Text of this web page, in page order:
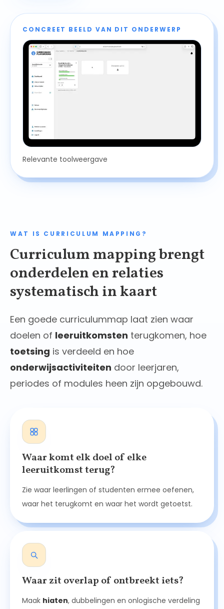
CONCREET BEELD VAN DIT ONDERWERP
Relevante toolweergave
WAT IS CURRICULUM MAPPING?
Curriculum mapping brengt
onderdelen en relaties
systematisch in kaart
Een goede curriculummap laat zien waar
doelen of leeruitkomsten terugkomen, hoe
toetsing is verdeeld en hoe
onderwijsactiviteiten door leerjaren,
periodes of modules heen zijn opgebouwd.
Waar komt elk doel of elke
leeruitkomst terug?
Zie waar leerlingen of studenten ermee oefenen,
waar het terugkomt en waar het wordt getoetst.
Waar zit overlap of ontbreekt iets?
Maak hiaten, dubbelingen en onlogische verdeling